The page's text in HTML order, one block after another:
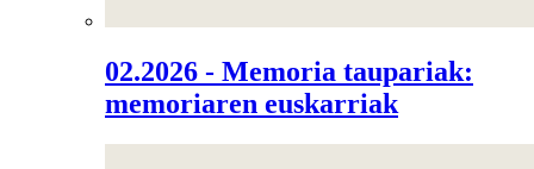
02.2026 - Memoria taupariak:
memoriaren euskarriak